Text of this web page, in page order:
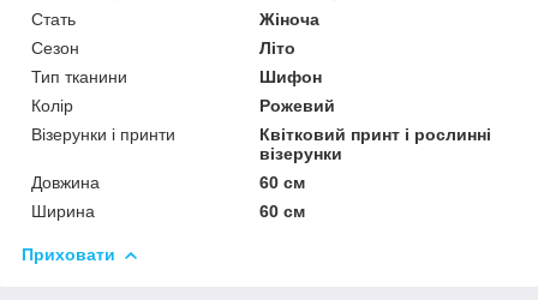
Стать
Жіноча
Сезон
Літо
Тип тканини
Шифон
Колір
Рожевий
Візерунки і принти
Квітковий принт і рослинні
візерунки
Довжина
60 см
Ширина
60 см
Приховати